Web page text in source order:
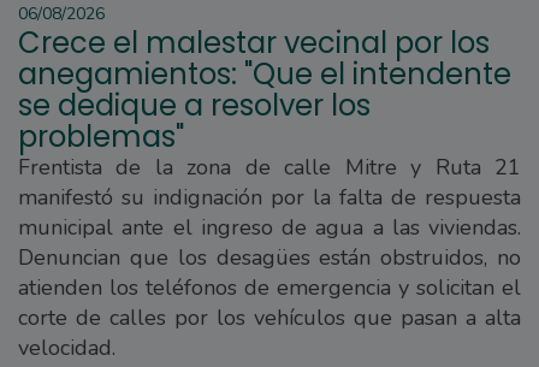
06/08/2026
Crece el malestar vecinal por los
anegamientos: "Que el intendente
se dedique a resolver los
problemas"
Frentista de la zona de calle Mitre y Ruta 21
manifestó su indignación por la falta de respuesta
municipal ante el ingreso de agua a las viviendas.
Denuncian que los desagües están obstruidos, no
atienden los teléfonos de emergencia y solicitan el
corte de calles por los vehículos que pasan a alta
velocidad.